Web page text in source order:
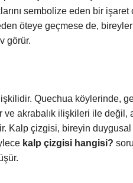
sembolize eden bir işaret
öteye geçmese de,
görür.
Quechua köylerinde,
akrabalık ilişkileri ile değil,
Kalp çizgisi, bireyin duygusal
kalp çizgisi hangisi?